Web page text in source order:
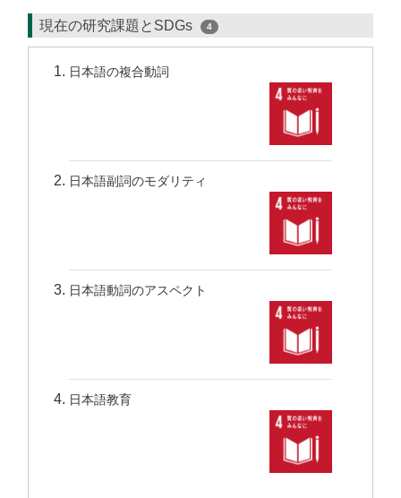
現在の研究課題とSDGs 4
日本語の複合動詞
日本語副詞のモダリティ
日本語動詞のアスペクト
日本語教育